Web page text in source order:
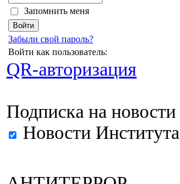
Запомнить меня
Забыли свой пароль?
Войти как пользователь:
QR-авторизация
Подписка на новости
Новости Института